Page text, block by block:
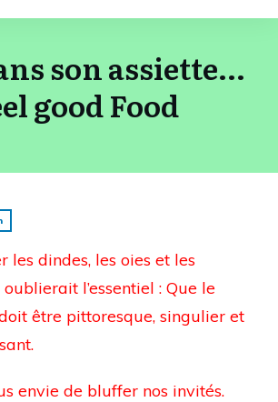
son assiette...
good Food
les dindes, les oies et les
l’essentiel : Que le
être pittoresque, singulier et
envie de bluffer nos invités.